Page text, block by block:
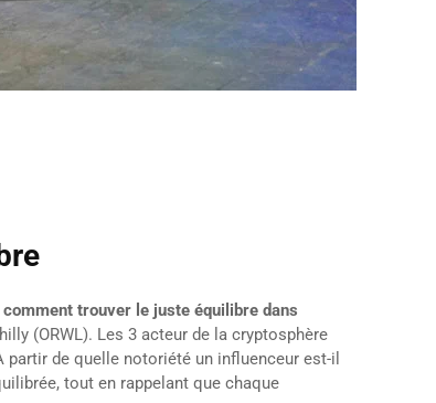
trouver le juste équilibre dans
(ORWL). Les 3 acteur de la cryptosphère
de quelle notoriété un influenceur est-il
tout en rappelant que chaque